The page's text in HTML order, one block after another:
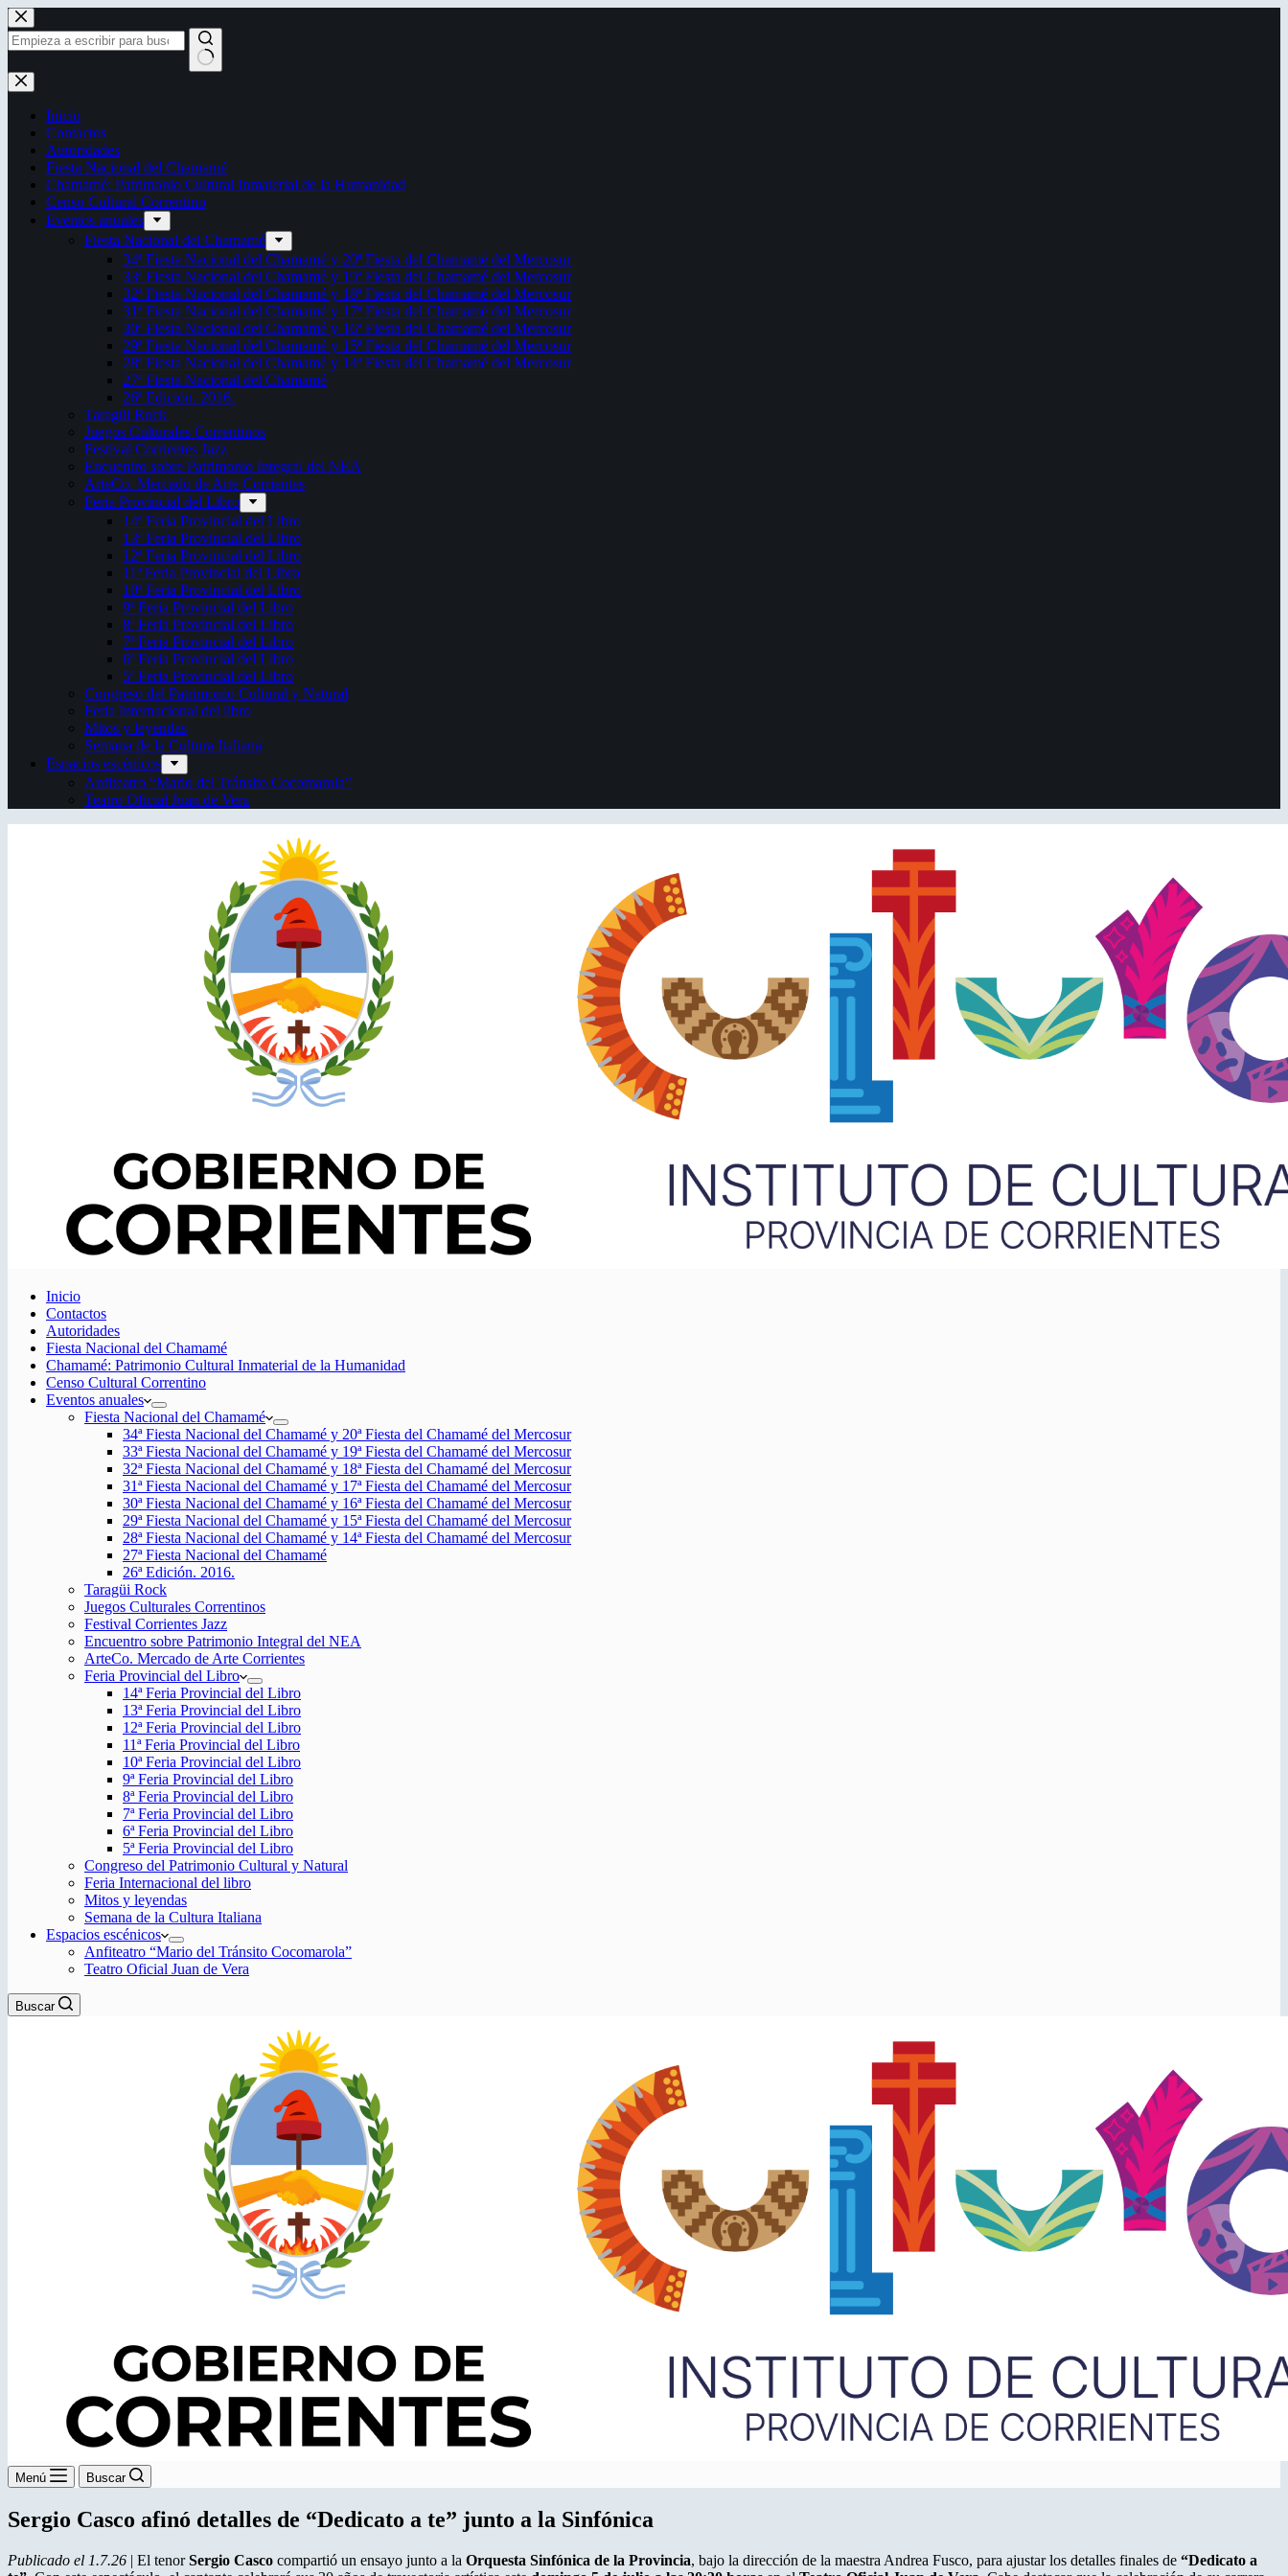
Saltar
al
contenido
Sin
resultados
Inicio
Contactos
Autoridades
Fiesta Nacional del Chamamé
Chamamé: Patrimonio Cultural Inmaterial de la Humanidad
Censo Cultural Correntino
Eventos anuales
Fiesta Nacional del Chamamé
34ª Fiesta Nacional del Chamamé y 20ª Fiesta del Chamamé del Mercosur
33ª Fiesta Nacional del Chamamé y 19ª Fiesta del Chamamé del Mercosur
32ª Fiesta Nacional del Chamamé y 18ª Fiesta del Chamamé del Mercosur
31ª Fiesta Nacional del Chamamé y 17ª Fiesta del Chamamé del Mercosur
30ª Fiesta Nacional del Chamamé y 16ª Fiesta del Chamamé del Mercosur
29ª Fiesta Nacional del Chamamé y 15ª Fiesta del Chamamé del Mercosur
28ª Fiesta Nacional del Chamamé y 14ª Fiesta del Chamamé del Mercosur
27ª Fiesta Nacional del Chamamé
26ª Edición. 2016.
Taragüi Rock
Juegos Culturales Correntinos
Festival Corrientes Jazz
Encuentro sobre Patrimonio Integral del NEA
ArteCo. Mercado de Arte Corrientes
Feria Provincial del Libro
14ª Feria Provincial del Libro
13ª Feria Provincial del Libro
12ª Feria Provincial del Libro
11ª Feria Provincial del Libro
10ª Feria Provincial del Libro
9ª Feria Provincial del Libro
8ª Feria Provincial del Libro
7ª Feria Provincial del Libro
6ª Feria Provincial del Libro
5ª Feria Provincial del Libro
Congreso del Patrimonio Cultural y Natural
Feria Internacional del libro
Mitos y leyendas
Semana de la Cultura Italiana
Espacios escénicos
Anfiteatro “Mario del Tránsito Cocomarola”
Teatro Oficial Juan de Vera
Inicio
Contactos
Autoridades
Fiesta Nacional del Chamamé
Chamamé: Patrimonio Cultural Inmaterial de la Humanidad
Censo Cultural Correntino
Eventos anuales
Fiesta Nacional del Chamamé
34ª Fiesta Nacional del Chamamé y 20ª Fiesta del Chamamé del Mercosur
33ª Fiesta Nacional del Chamamé y 19ª Fiesta del Chamamé del Mercosur
32ª Fiesta Nacional del Chamamé y 18ª Fiesta del Chamamé del Mercosur
31ª Fiesta Nacional del Chamamé y 17ª Fiesta del Chamamé del Mercosur
30ª Fiesta Nacional del Chamamé y 16ª Fiesta del Chamamé del Mercosur
29ª Fiesta Nacional del Chamamé y 15ª Fiesta del Chamamé del Mercosur
28ª Fiesta Nacional del Chamamé y 14ª Fiesta del Chamamé del Mercosur
27ª Fiesta Nacional del Chamamé
26ª Edición. 2016.
Taragüi Rock
Juegos Culturales Correntinos
Festival Corrientes Jazz
Encuentro sobre Patrimonio Integral del NEA
ArteCo. Mercado de Arte Corrientes
Feria Provincial del Libro
14ª Feria Provincial del Libro
13ª Feria Provincial del Libro
12ª Feria Provincial del Libro
11ª Feria Provincial del Libro
10ª Feria Provincial del Libro
9ª Feria Provincial del Libro
8ª Feria Provincial del Libro
7ª Feria Provincial del Libro
6ª Feria Provincial del Libro
5ª Feria Provincial del Libro
Congreso del Patrimonio Cultural y Natural
Feria Internacional del libro
Mitos y leyendas
Semana de la Cultura Italiana
Espacios escénicos
Anfiteatro “Mario del Tránsito Cocomarola”
Teatro Oficial Juan de Vera
Buscar
Menú Buscar
Sergio Casco afinó detalles de “Dedicato a te” junto a la Sinfónica
Publicado el 1.7.26 | El tenorSergio Casco compartió un ensayo junto a la Orquesta Sinfónica de la Provincia, bajo la dirección de la maestra Andrea Fusco, para ajustar los detalles finales de “Dedicato a